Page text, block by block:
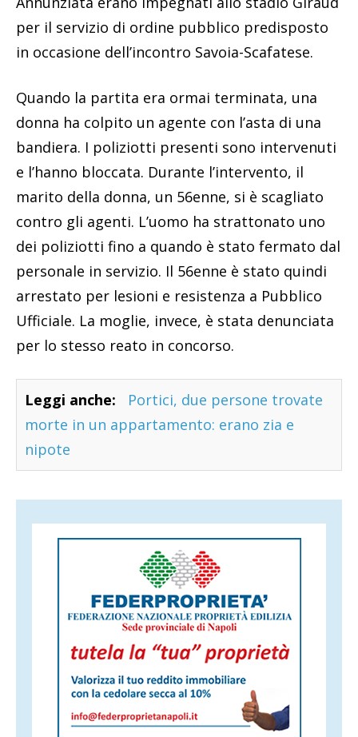
per il servizio di ordine pubblico predisposto
in occasione dell’incontro Savoia-Scafatese.
Quando la partita era ormai terminata, una
donna ha colpito un agente con l’asta di una
bandiera. I poliziotti presenti sono intervenuti
e l’hanno bloccata. Durante l’intervento, il
marito della donna, un 56enne, si è scagliato
contro gli agenti. L’uomo ha strattonato uno
dei poliziotti fino a quando è stato fermato dal
personale in servizio. Il 56enne è stato quindi
arrestato per lesioni e resistenza a Pubblico
Ufficiale. La moglie, invece, è stata denunciata
per lo stesso reato in concorso.
Leggi anche:
Portici, due persone trovate
morte in un appartamento: erano zia e
nipote